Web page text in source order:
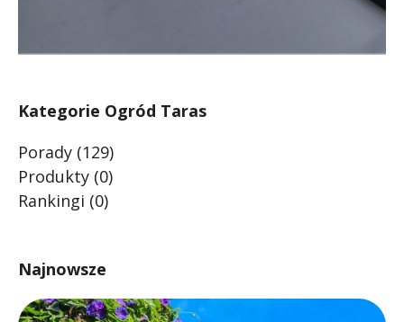
Kategorie Ogród Taras
Porady (129)
Produkty (0)
Rankingi (0)
Najnowsze